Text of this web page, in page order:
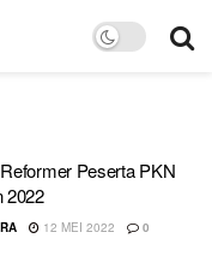
Peserta PKN
2022
12 MEI 2022 0